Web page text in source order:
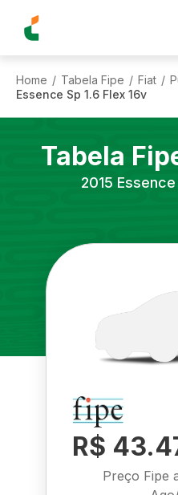
Home / Tabela Fipe / Fiat /
Essence Sp 1.6 Flex 16v
Tabela
2015 Essence
R$
Preço Fipe